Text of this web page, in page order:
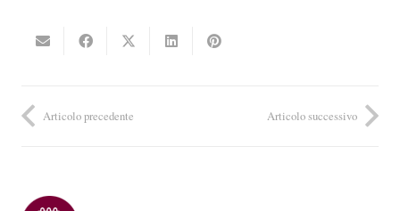
Articolo precedente Articolo successivo